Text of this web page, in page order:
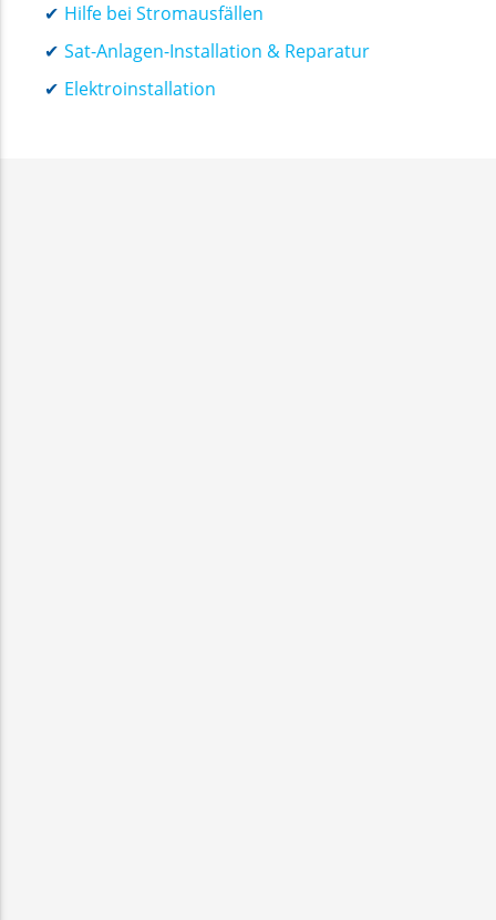
Hilfe bei Stromausfällen
Sat-Anlagen-Installation & Reparatur
Elektroinstallation